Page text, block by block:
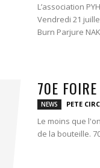
L’association
Vendredi 21
Burn Parjure
70E
NEWS PETE
Le moins que
de la bouteille.